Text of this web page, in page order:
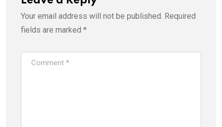
Your email address will not be published. Required
fields are marked *